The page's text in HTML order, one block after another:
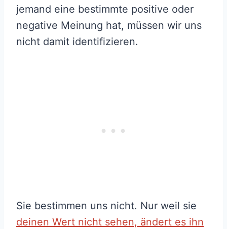
jemand eine bestimmte positive oder
negative Meinung hat, müssen wir uns
nicht damit identifizieren.
Sie bestimmen uns nicht. Nur weil sie
deinen Wert nicht sehen, ändert es ihn